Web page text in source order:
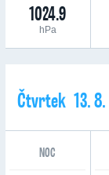
1024.9
hPa
Čtvrtek 13. 8.
NOC